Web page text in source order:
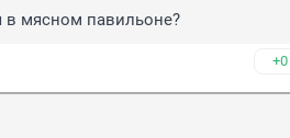
в мясном павильоне?
+0